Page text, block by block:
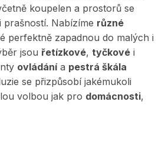
koupelen a prostorů se
Nabízíme různé
perfektně zapadnou do malých i
jsou řetízkové, tyčkové i
ovládánía pestrá škála
se přizpůsobí jakémukoli
volbou jak pro domácnosti,